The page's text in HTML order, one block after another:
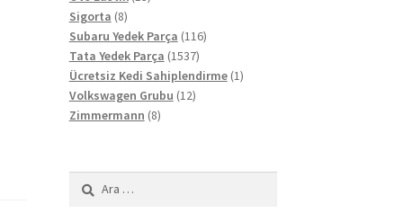
Sigorta 88
ürün
Subaru Yedek Parça 116116
Tata Yedek Parça 15371537
ürün
Ücretsiz Kedi Sahiplendirme 11
Volkswagen Grubu 1212
Zimmermann 88
Arama: